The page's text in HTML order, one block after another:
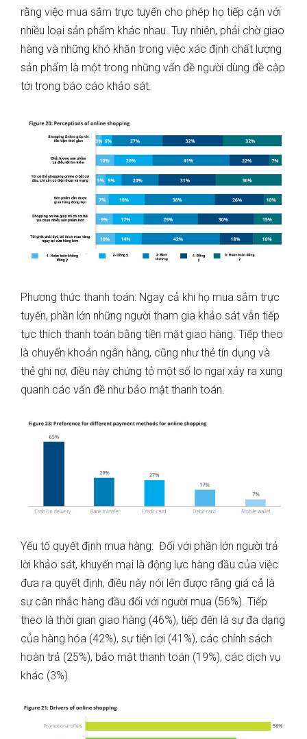
rằng việc mua sắm trực tuyến cho phép họ tiếp cận với
nhiều loại sản phẩm khác nhau. Tuy nhiên, phải chờ giao
hàng và những khó khăn trong việc xác định chất lượng
sản phẩm là một trong những vấn đề người dùng đề cập
tới trong báo cáo khảo sát.
Phương thức thanh toán: Ngay cả khi họ mua sắm trực
tuyến, phần lớn những người tham gia khảo sát vẫn tiếp
tục thích thanh toán bằng tiền mặt giao hàng. Tiếp theo
là chuyển khoản ngân hàng, cũng như thẻ tín dụng và
thẻ ghi nợ, điều này chứng tỏ một số lo ngại xảy ra xung
quanh các vấn đề như bảo mật thanh toán.
Yếu tố quyết định mua hàng: Đối với phần lớn người trả
lời khảo sát, khuyến mại là động lực hàng đầu của việc
đưa ra quyết định, điều này nói lên được rằng giá cả là
sự cân nhắc hàng đầu đối với người mua (56%). Tiếp
theo là thời gian giao hàng (46%), tiếp đến là sự đa dạng
của hàng hóa (42%), sự tiện lợi (41%), các chính sách
hoàn trả (25%), bảo mật thanh toán (19%), các dịch vụ
khác (3%).